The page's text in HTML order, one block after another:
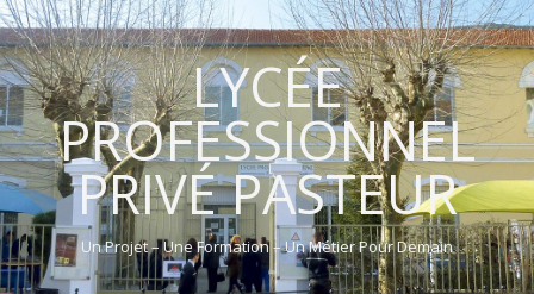
LYCÉE
PROFESSIONNEL
PRIVÉ PASTEUR
Un Projet – Une Formation – Un Métier Pour Demain